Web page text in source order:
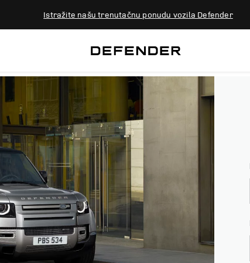
Istražite našu trenutačnu ponudu vozila Defender